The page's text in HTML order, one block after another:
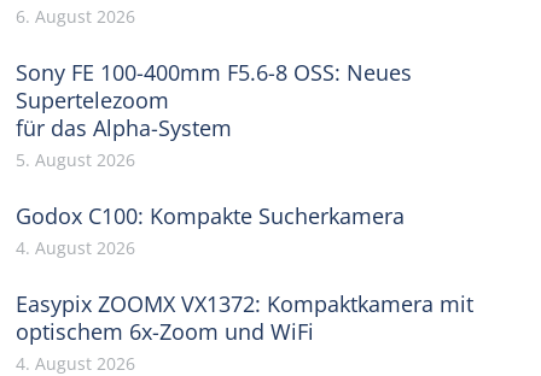
6. August 2026
Sony FE 100-400mm F5.6-8 OSS: Neues
Supertelezoom
für das Alpha-System
5. August 2026
Godox C100: Kompakte Sucherkamera
4. August 2026
Easypix ZOOMX VX1372: Kompaktkamera mit
optischem 6x-Zoom und WiFi
4. August 2026